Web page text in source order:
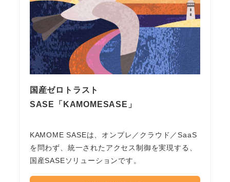
国産ゼロトラスト
SASE「KAMOMESASE」
KAMOME SASEは、オンプレ／クラウド／SaaS
を問わず、統一されたアクセス制御を実現する、
国産SASEソリューションです。